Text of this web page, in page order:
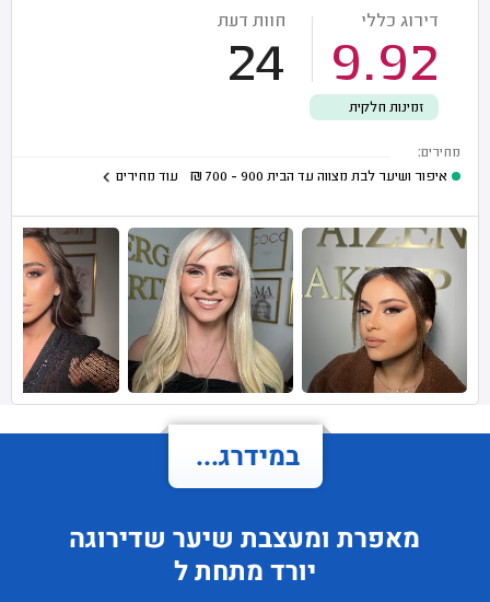
דירוג כללי
9.92
חוות דעת
24
זמינות חלקית
מחירים:
איפור ושיער לבת מצווה עד הבית 900 - 700
₪ עוד מחירים
במידרג...
מאפרת ומעצבת שיער שדירוגה
יורד מתחת ל